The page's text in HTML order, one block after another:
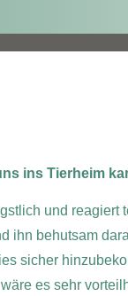
ins Tierheim
und
ihn behutsam
sicher
es sehr